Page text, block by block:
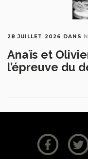
28 JUILLET 2026 DANS
Anaïs et
l’épreuve du